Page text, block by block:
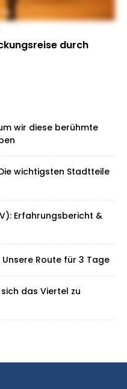
durch
wir diese berühmte
wichtigsten Stadtteile
Erfahrungsbericht &
Route für 3 Tage
das Viertel zu